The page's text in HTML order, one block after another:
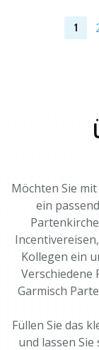
1
Möchten Sie
ein
Kollegen ein
Verschiedene
Garmisch
Füllen Sie das
und lassen